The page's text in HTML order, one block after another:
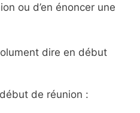
ou d’en énoncer une
dire en début
de réunion :